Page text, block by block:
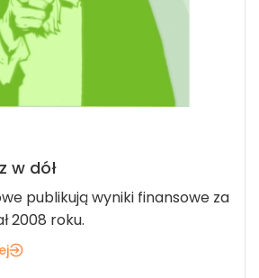
w dół
publikują wyniki finansowe za
2008 roku.